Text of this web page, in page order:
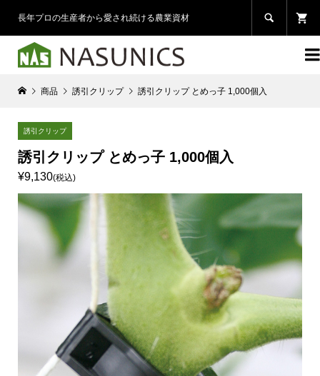
長年プロの生産者から愛され続ける農業資材 

商品 誘引クリップ 誘引クリップ とめっ子 1,000個入
誘引クリップ
誘引クリップ とめっ子 1,000個入
¥9,130(税込)